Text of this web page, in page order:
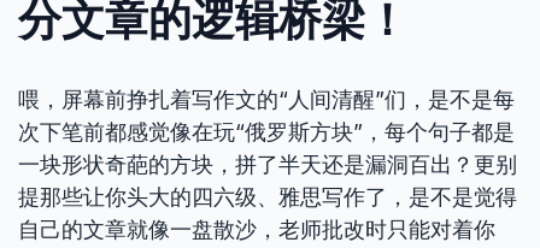
分文章的逻辑桥梁！
喂，屏幕前挣扎着写作文的“人间清醒”们，是不是每
次下笔前都感觉像在玩“俄罗斯方块”，每个句子都是
一块形状奇葩的方块，拼了半天还是漏洞百出？更别
提那些让你头大的四六级、雅思写作了，是不是觉得
自己的文章就像一盘散沙，老师批改时只能对着你